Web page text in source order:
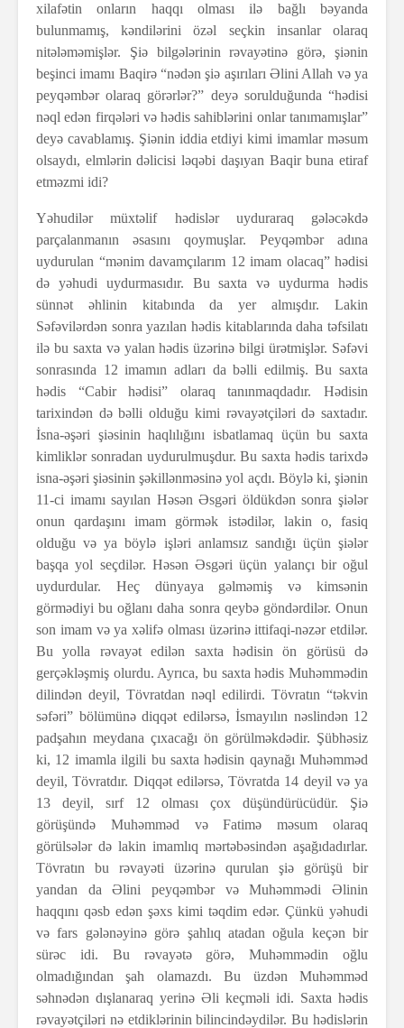
xilafətin onların haqqı olması ilə bağlı bəyanda
bulunmamış, kəndilərini özəl seçkin insanlar olaraq
nitələməmişlər. Şiə bilgələrinin rəvayətinə görə, şiənin
beşinci imamı Baqirə “nədən şiə aşırıları Əlini Allah və ya
peyqəmbər olaraq görərlər?” deyə sorulduğunda “hədisi
nəql edən firqələri və hədis sahiblərini onlar tanımamışlar”
deyə cavablamış. Şiənin iddia etdiyi kimi imamlar məsum
olsaydı, elmlərin dəlicisi ləqəbi daşıyan Baqir buna etiraf
etməzmi idi?
Yəhudilər müxtəlif hədislər uyduraraq gələcəkdə
parçalanmanın əsasını qoymuşlar. Peyqəmbər adına
uydurulan “mənim davamçılarım 12 imam olacaq” hədisi
də yəhudi uydurmasıdır. Bu saxta və uydurma hədis
sünnət əhlinin kitabında da yer almışdır. Lakin
Səfəvilərdən sonra yazılan hədis kitablarında daha təfsilatı
ilə bu saxta və yalan hədis üzərinə bilgi ürətmişlər. Səfəvi
sonrasında 12 imamın adları da bəlli edilmiş. Bu saxta
hədis “Cabir hədisi” olaraq tanınmaqdadır. Hədisin
tarixindən də bəlli olduğu kimi rəvayətçiləri də saxtadır.
İsna-əşəri şiəsinin haqlılığını isbatlamaq üçün bu saxta
kimliklər sonradan uydurulmuşdur. Bu saxta hədis tarixdə
isna-əşəri şiəsinin şəkillənməsinə yol açdı. Böylə ki, şiənin
11-ci imamı sayılan Həsən Əsgəri öldükdən sonra şiələr
onun qardaşını imam görmək istədilər, lakin o, fasiq
olduğu və ya böylə işləri anlamsız sandığı üçün şiələr
başqa yol seçdilər. Həsən Əsgəri üçün yalançı bir oğul
uydurdular. Heç dünyaya gəlməmiş və kimsənin
görmədiyi bu oğlanı daha sonra qeybə göndərdilər. Onun
son imam və ya xəlifə olması üzərinə ittifaqi-nəzər etdilər.
Bu yolla rəvayət edilən saxta hədisin ön görüsü də
gerçəkləşmiş olurdu. Ayrıca, bu saxta hədis Muhəmmədin
dilindən deyil, Tövratdan nəql edilirdi. Tövratın “təkvin
səfəri” bölümünə diqqət edilərsə, İsmayılın nəslindən 12
padşahın meydana çıxacağı ön görülməkdədir. Şübhəsiz
ki, 12 imamla ilgili bu saxta hədisin qaynağı Muhəmməd
deyil, Tövratdır. Diqqət edilərsə, Tövratda 14 deyil və ya
13 deyil, sırf 12 olması çox düşündürücüdür. Şiə
görüşündə Muhəmməd və Fatimə məsum olaraq
görülsələr də lakin imamlıq mərtəbəsindən aşağıdadırlar.
Tövratın bu rəvayəti üzərinə qurulan şiə görüşü bir
yandan da Əlini peyqəmbər və Muhəmmədi Əlinin
haqqını qəsb edən şəxs kimi təqdim edər. Çünkü yəhudi
və fars gələnəyinə görə şahlıq atadan oğula keçən bir
sürəc idi. Bu rəvayətə görə, Muhəmmədin oğlu
olmadığından şah olamazdı. Bu üzdən Muhəmməd
səhnədən dışlanaraq yerinə Əli keçməli idi. Saxta hədis
rəvayətçiləri nə etdiklərinin bilincindəydilər. Bu hədislərin